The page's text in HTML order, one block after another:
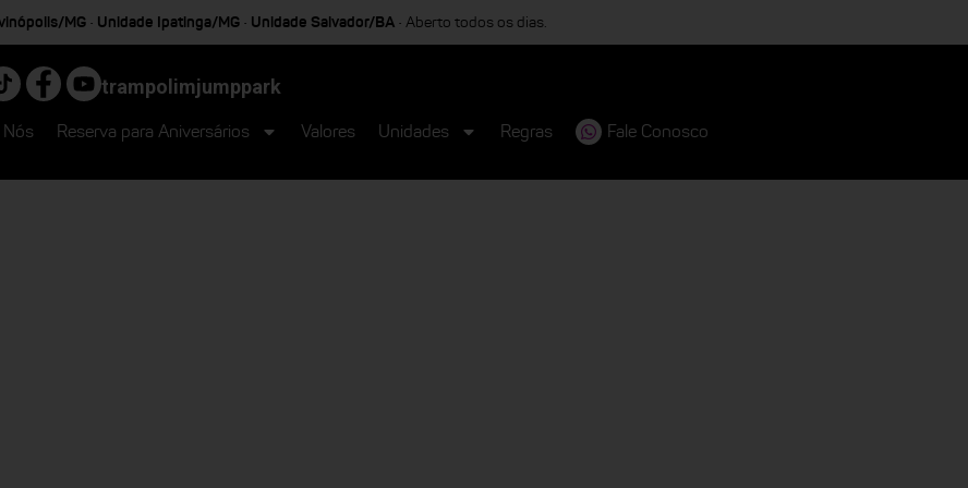
MG• Unidade Ipatinga/MG• Unidade Salvador/BA• Aberto todos os dias.
trampolimjumppark
Reserva para Aniversários Valores Unidades Regras Fale Conosco